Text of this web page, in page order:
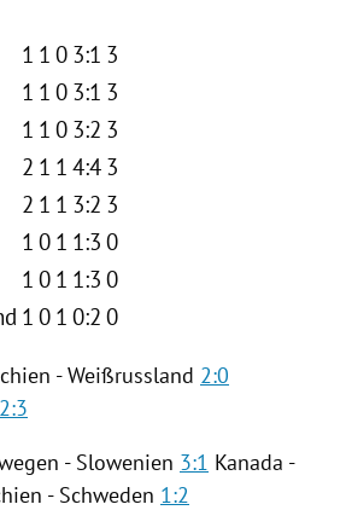
1 1 0 3:1 3
1 1 0 3:1 3
1 1 0 3:2 3
2 1 1 4:4 3
2 1 1 3:2 3
1 0 1 1:3 0
1 0 1 1:3 0
1 0 1 0:2 0
-Weißrussland 2:0
2:3
- Slowenien 3:1 Kanada -
- Schweden 1:2